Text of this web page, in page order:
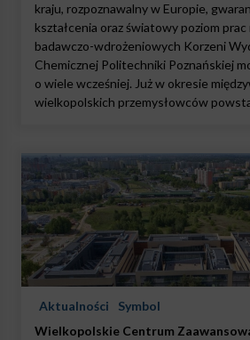
kraju, rozpoznawalny w Europie,
kształcenia oraz światowy poziom
badawczo-wdrożeniowych Korzeni
Chemicznej Politechniki Poznańskiej
o wiele wcześniej. Już w okresie
wielkopolskich przemysłowców
Aktualności
Symbol
Wielkopolskie Centrum